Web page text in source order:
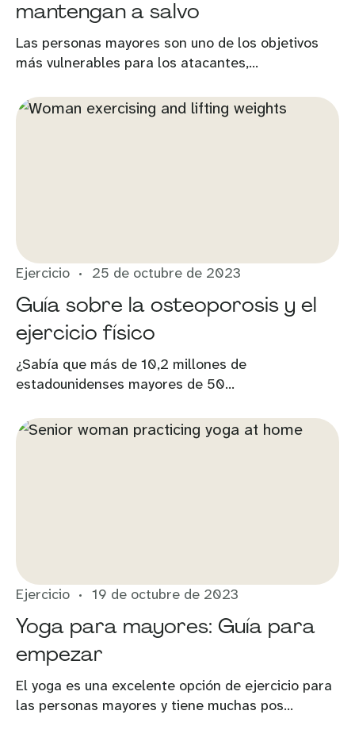
mantengan a salvo
Las personas mayores son uno de los objetivos
más vulnerables para los atacantes,...
Ejercicio 25 de octubre de 2023
Guía sobre la osteoporosis y el
ejercicio físico
¿Sabía que más de 10,2 millones de
estadounidenses mayores de 50...
Ejercicio 19 de octubre de 2023
Yoga para mayores: Guía para
empezar
El yoga es una excelente opción de ejercicio para
las personas mayores y tiene muchas pos...